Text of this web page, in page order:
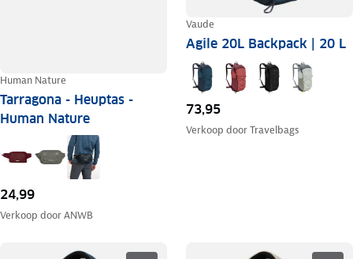
Human Nature
Tarragona - Heuptas -
Human Nature
24,99
Verkoop doorANWB
Vaude
Agile 20L Backpack | 20 L
73,95
Verkoop doorTravelbags